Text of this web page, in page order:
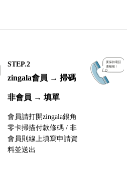
STEP.2
zingala會員 → 掃碼
非會員 → 填單
會員請打開zingala銀角
零卡掃描付款條碼 / 非
會員則線上填寫申請資
料並送出